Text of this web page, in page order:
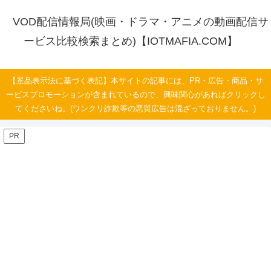
VOD配信情報局(映画・ドラマ・アニメの動画配信サ
ービス比較検索まとめ)【IOTMAFIA.COM】
【景品表示法に基づく表記】本サイトの記事には、PR・広告・商品・サ
ービスプロモーションが含まれているので、興味関心があればクリックし
てくださいね。(ワンクリ詐欺等の悪質広告は混ざっておりません。)
PR